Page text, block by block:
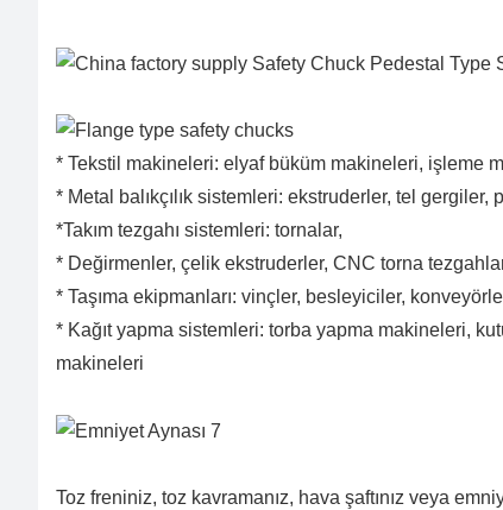
* Tekstil makineleri: elyaf büküm makineleri, işleme
* Metal balıkçılık sistemleri: ekstruderler, tel gergiler,
*Takım tezgahı sistemleri: tornalar,
* Değirmenler, çelik ekstruderler, CNC torna
* Taşıma ekipmanları: vinçler, besleyiciler,
* Kağıt yapma sistemleri: torba yapma makineleri,
makineleri
Toz freniniz, toz kavramanız, hava şaftınız veya